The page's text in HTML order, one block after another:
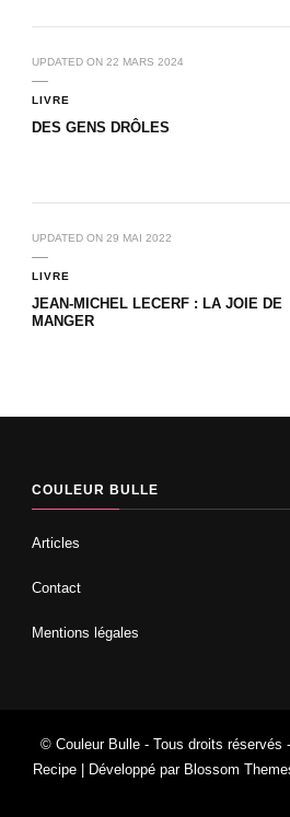
UPDATED ON 22 MARS 2024
LIVRE
DES GENS DRÔLES
UPDATED ON 29 MAI 2022
LIVRE
JEAN-MICHEL LECERF : LA JOIE DE
MANGER
COULEUR BULLE
Articles
Contact
Mentions légales
© Couleur Bulle - Tous droits réservés
Recipe | Développé par Blossom